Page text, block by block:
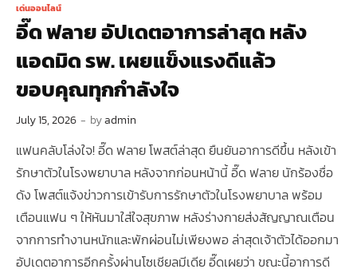
เด่นออนไลน์
อี๊ด ฟลาย อัปเดตอาการล่าสุด หลัง
แอดมิด รพ. เผยแข็งแรงดีแล้ว
ขอบคุณทุกกำลังใจ
July 15, 2026 - byadmin
แฟนคลับโล่งใจ! อี๊ด ฟลาย โพสต์ล่าสุด ยืนยันอาการดีขึ้น หลังเข้า
รักษาตัวในโรงพยาบาล หลังจากก่อนหน้านี้ อี๊ด ฟลาย นักร้องชื่อ
ดัง โพสต์แจ้งข่าวการเข้ารับการรักษาตัวในโรงพยาบาล พร้อม
เตือนแฟน ๆ ให้หันมาใส่ใจสุขภาพ หลังร่างกายส่งสัญญาณเตือน
จากการทำงานหนักและพักผ่อนไม่เพียงพอ ล่าสุดเจ้าตัวได้ออกมา
อัปเดตอาการอีกครั้งผ่านโซเชียลมีเดีย อี๊ดเผยว่า ขณะนี้อาการดี